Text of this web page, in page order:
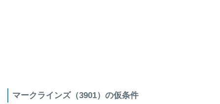
マークラインズ（3901）の仮条件